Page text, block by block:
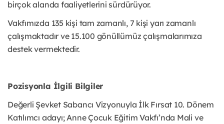
birçok alanda faaliyetlerini sürdürüyor.
Vakfımızda 135 kişi tam zamanlı, 7 kişi yarı zamanlı
çalışmaktadır ve 15.100 gönüllümüz çalışmalarımıza
destek vermektedir.
Pozisyonla İlgili Bilgiler
Değerli Şevket Sabancı Vizyonuyla İlk Fırsat 10. Dönem
Katılımcı adayı; Anne Çocuk Eğitim Vakfı’nda Mali ve